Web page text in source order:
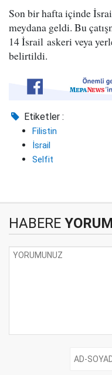
Son bir hafta içinde
meydana geldi. Bu
14 İsrail askeri veya
belirtildi.
Etiketler :
Filistin
İsrail
Selfit
HABERE